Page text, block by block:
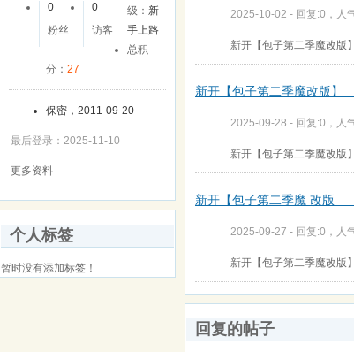
0
粉丝
0
访客
级：新
手上路
总积
分： 27
保密，2011-09-20
最后登录：2025-11-10
更多资料
个人标签
暂时没有添加标签！
2025-10-02 - 回复:0，人
新开【包子第二季魔改版
新开【包子第二季魔改版】
2025-09-28 - 回复:0，人
新开【包子第二季魔改版
新开【包子第二季魔 改版
2025-09-27 - 回复:0，人
新开【包子第二季魔改版
回复的帖子